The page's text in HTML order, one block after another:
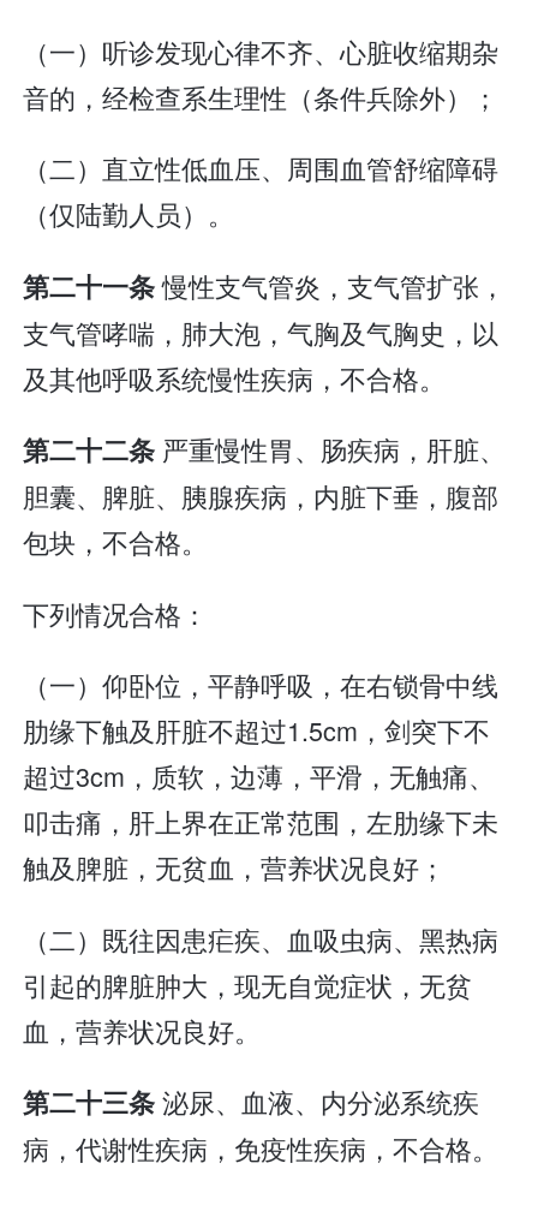
（一）听诊发现心律不齐、心脏收缩期杂
音的，经检查系生理性（条件兵除外）；
（二）直立性低血压、周围血管舒缩障碍
（仅陆勤人员）。
第二十一条慢性支气管炎，支气管扩张，
支气管哮喘，肺大泡，气胸及气胸史，以
及其他呼吸系统慢性疾病，不合格。
第二十二条 严重慢性胃、肠疾病，肝脏、
胆囊、脾脏、胰腺疾病，内脏下垂，腹部
包块，不合格。
下列情况合格：
（一）仰卧位，平静呼吸，在右锁骨中线
肋缘下触及肝脏不超过1.5cm，剑突下不
超过3cm，质软，边薄，平滑，无触痛、
叩击痛，肝上界在正常范围，左肋缘下未
触及脾脏，无贫血，营养状况良好；
（二）既往因患疟疾、血吸虫病、黑热病
引起的脾脏肿大，现无自觉症状，无贫
血，营养状况良好。
第二十三条泌尿、血液、内分泌系统疾
病，代谢性疾病，免疫性疾病，不合格。